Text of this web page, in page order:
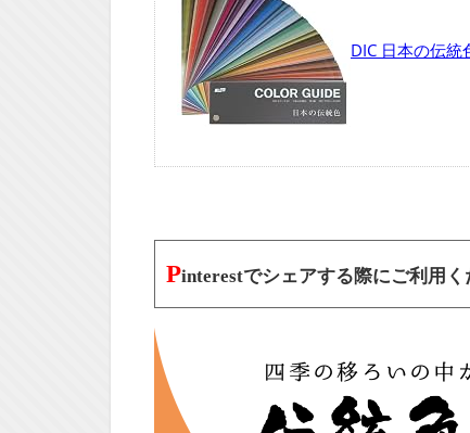
DIC 日本の伝統
Pinterestでシェアする際にご利用く